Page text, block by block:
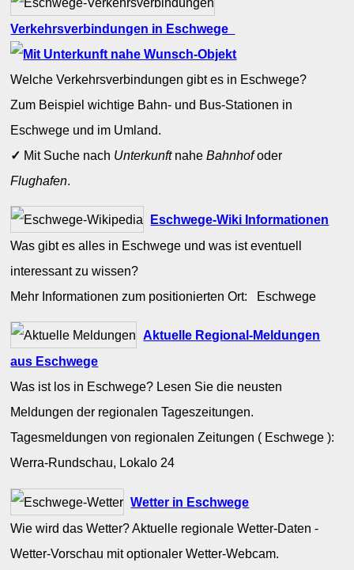
Verkehrsverbindungen in Eschwege
Welche Verkehrsverbindungen gibt es in Eschwege?
Zum Beispiel wichtige Bahn- und Bus-Stationen in
Eschwege und im Umland.
✓ Mit Suche nach UnterkunftnaheBahnhofoder
Flughafen.
Eschwege-Wiki Informationen
Was gibt es alles in Eschwege und was ist eventuell
interessant zu wissen?
Mehr Informationen zum positionierten Ort: Eschwege
Aktuelle Regional-Meldungen
aus Eschwege
Was ist los in Eschwege? Lesen Sie die neusten
Meldungen der regionalen Tageszeitungen.
Tagesmeldungen von regionalen Zeitungen ( Eschwege ):
Werra-Rundschau, Lokalo 24
Wetter in Eschwege
Wie wird das Wetter? Aktuelle regionale Wetter-Daten -
Wetter-Vorschau mit optionaler Wetter-Webcam.